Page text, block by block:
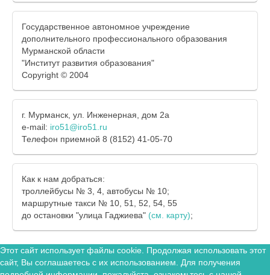
Государственное автономное учреждение
дополнительного профессионального образования
Мурманской области
"Институт развития образования"
Copyright © 2004
г. Мурманск, ул. Инженерная, дом 2а
e-mail: iro51@iro51.ru
Телефон приемной 8 (8152) 41-05-70
Как к нам добраться:
троллейбусы № 3, 4, автобусы № 10;
маршрутные такси № 10, 51, 52, 54, 55
до остановки "улица Гаджиева" (см. карту);
Этот сайт использует файлы cookie. Продолжая использовать этот
сайт, Вы соглашаетесь с их использованием. Для получения